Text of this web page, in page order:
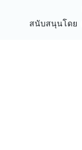
สนับสนุนโดย